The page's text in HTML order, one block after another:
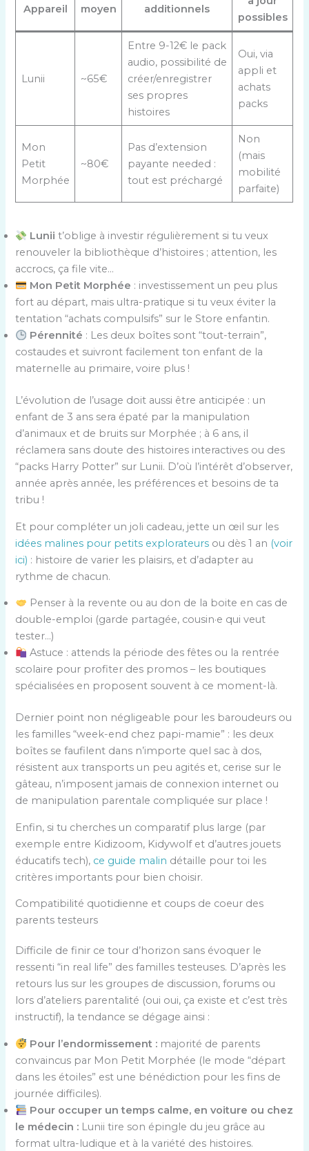
Appareil moyen additionnels
possibles
Lunii ~65€
Entre 9-12€ le pack
audio, possibilité de
créer/enregistrer
ses propres
histoires
Oui, via
appli et
achats
packs
Mon
Petit
Morphée
~80€
Pas d’extension
payante needed :
tout est préchargé
Non
(mais
mobilité
parfaite)
Lunii t’oblige à investir régulièrement si tu veux
renouveler la bibliothèque d’histoires ; attention, les
accrocs, ça file vite…
Mon Petit Morphée : investissement un peu plus
fort au départ, mais ultra-pratique si tu veux éviter la
tentation “achats compulsifs” sur le Store enfantin.
Pérennité : Les deux boîtes sont “tout-terrain”,
costaudes et suivront facilement ton enfant de la
maternelle au primaire, voire plus !
L’évolution de l’usage doit aussi être anticipée : un
enfant de 3 ans sera épaté par la manipulation
d’animaux et de bruits sur Morphée ; à 6 ans, il
réclamera sans doute des histoires interactives ou des
“packs Harry Potter” sur Lunii. D’où l’intérêt d’observer,
année après année, les préférences et besoins de ta
tribu !
Et pour compléter un joli cadeau, jette un œil sur les
idées malines pour petits explorateurs ou dès 1 an (voir
ici) : histoire de varier les plaisirs, et d’adapter au
rythme de chacun.
Penser à la revente ou au don de la boite en cas de
double-emploi (garde partagée, cousin·e qui veut
tester…)
Astuce : attends la période des fêtes ou la rentrée
scolaire pour profiter des promos – les boutiques
spécialisées en proposent souvent à ce moment-là.
Dernier point non négligeable pour les baroudeurs ou
les familles “week-end chez papi-mamie” : les deux
boîtes se faufilent dans n’importe quel sac à dos,
résistent aux transports un peu agités et, cerise sur le
gâteau, n’imposent jamais de connexion internet ou
de manipulation parentale compliquée sur place !
Enfin, si tu cherches un comparatif plus large (par
exemple entre Kidizoom, Kidywolf et d’autres jouets
éducatifs tech), ce guide malin détaille pour toi les
critères importants pour bien choisir.
Compatibilité quotidienne et coups de coeur des
parents testeurs
Difficile de finir ce tour d’horizon sans évoquer le
ressenti “in real life” des familles testeuses. D’après les
retours lus sur les groupes de discussion, forums ou
lors d’ateliers parentalité (oui oui, ça existe et c’est très
instructif), la tendance se dégage ainsi :
Pour l’endormissement : majorité de parents
convaincus par Mon Petit Morphée (le mode “départ
dans les étoiles” est une bénédiction pour les fins de
journée difficiles).
Pour occuper un temps calme, en voiture ou chez
le médecin : Lunii tire son épingle du jeu grâce au
format ultra-ludique et à la variété des histoires.